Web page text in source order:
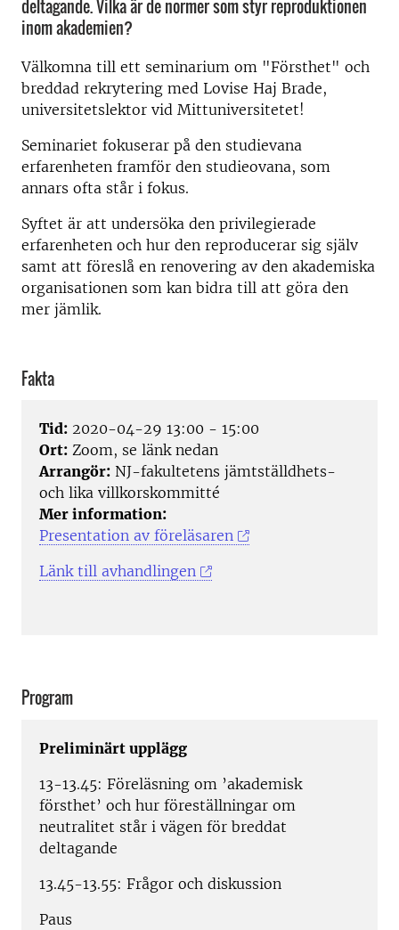
deltagande. Vilka är de normer som styr reproduktionen
inom akademien?
Välkomna till ett seminarium om "Försthet" och
breddad rekrytering med Lovise Haj Brade,
universitetslektor vid Mittuniversitetet!
Seminariet fokuserar på den studievana
erfarenheten framför den studieovana, som
annars ofta står i fokus.
Syftet är att undersöka den privilegierade
erfarenheten och hur den reproducerar sig själv
samt att föreslå en renovering av den akademiska
organisationen som kan bidra till att göra den
mer jämlik.
Fakta
Tid: 2020-04-29 13:00 - 15:00
Ort: Zoom, se länk nedan
Arrangör: NJ-fakultetens jämtställdhets-
och lika villkorskommitté
Mer information:
Presentation av föreläsaren
Länk till avhandlingen
Program
Preliminärt upplägg
13-13.45: Föreläsning om ’akademisk
försthet’ och hur föreställningar om
neutralitet står i vägen för breddat
deltagande
13.45-13.55: Frågor och diskussion
Paus